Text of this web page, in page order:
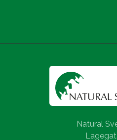
Natural